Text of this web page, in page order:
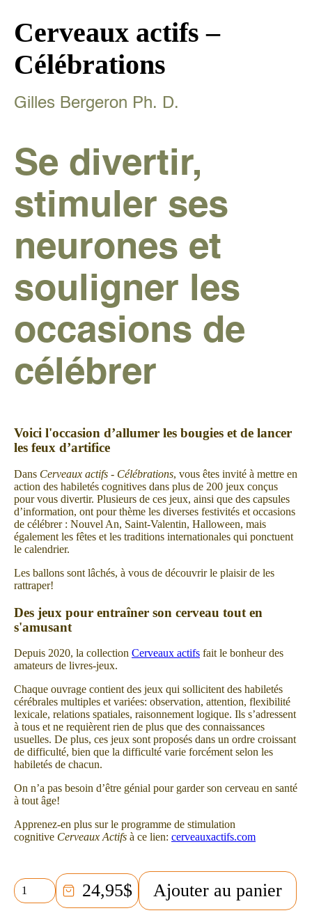
Cerveaux actifs –
Célébrations
Gilles Bergeron Ph. D.
Se divertir,
stimuler ses
neurones et
souligner les
occasions de
célébrer
Voici l'occasion d’allumer les bougies et de lancer
les feux d’artifice
Dans Cerveaux actifs - Célébrations, vous êtes invité à mettre en
action des habiletés cognitives dans plus de 200 jeux conçus
pour vous divertir. Plusieurs de ces jeux, ainsi que des capsules
d’information, ont pour thème les diverses festivités et occasions
de célébrer : Nouvel An, Saint-Valentin, Halloween, mais
également les fêtes et les traditions internationales qui ponctuent
le calendrier.
Les ballons sont lâchés, à vous de découvrir le plaisir de les
rattraper!
Des jeux pour entraîner son cerveau tout en
s'amusant
Depuis 2020, la collection Cerveaux actifs fait le bonheur des
amateurs de livres-jeux.
Chaque ouvrage contient des jeux qui sollicitent des habiletés
cérébrales multiples et variées: observation, attention, flexibilité
lexicale, relations spatiales, raisonnement logique. Ils s’adressent
à tous et ne requièrent rien de plus que des connaissances
usuelles. De plus, ces jeux sont proposés dans un ordre croissant
de difficulté, bien que la difficulté varie forcément selon les
habiletés de chacun.
On n’a pas besoin d’être génial pour garder son cerveau en santé
à tout âge!
Apprenez-en plus sur le programme de stimulation
cognitive Cerveaux Actifs à ce lien: cerveauxactifs.com
quantité
de
24,95$ Ajouter au panier